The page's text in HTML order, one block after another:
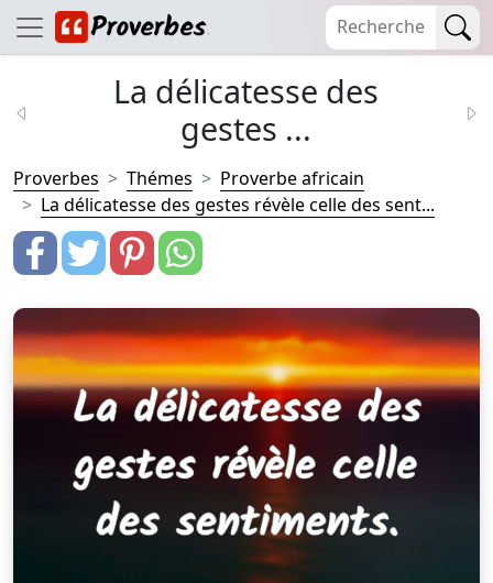
La délicatesse des
gestes ...
Proverbes Thémes
Proverbe africain
La délicatesse des gestes révèle celle des sent...